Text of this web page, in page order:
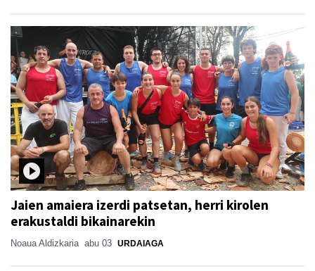
Jaien amaiera izerdi patsetan, herri kirolen
erakustaldi bikainarekin
Noaua Aldizkaria abu 03 URDAIAGA